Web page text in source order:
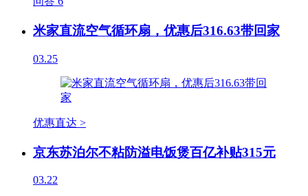
米家直流空气循环扇，优惠后316.63带回家
03.25
优惠直达 >
京东苏泊尔不粘防溢电饭煲百亿补贴315元
03.22